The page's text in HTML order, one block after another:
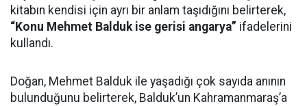
kitabın kendisi için ayrı bir anlam taşıdığını belirterek,
“Konu Mehmet Balduk ise gerisi angarya” ifadelerini
kullandı.
Doğan, Mehmet Balduk ile yaşadığı çok sayıda anının
bulunduğunu belirterek, Balduk’un Kahramanmaraş’a